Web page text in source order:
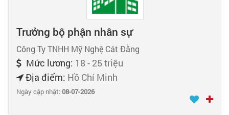
Trưởng bộ phận nhân sự
Công Ty TNHH Mỹ Nghệ Cát Đằng
Mức lương: 18 - 25 triệu
Địa điểm: Hồ Chí Minh
Ngày cập nhật:08-07-2026